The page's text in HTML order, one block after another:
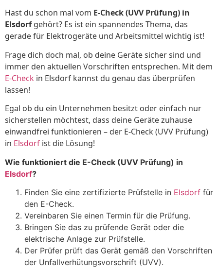
Hast du schon mal vom E-Check (UVV Prüfung) in
Elsdorfgehört? Es ist ein spannendes Thema, das
gerade für Elektrogeräte und Arbeitsmittel wichtig ist!
Frage dich doch mal, ob deine Geräte sicher sind und
immer den aktuellen Vorschriften entsprechen. Mit dem
E-Check in Elsdorf kannst du genau das überprüfen
lassen!
Egal ob du ein Unternehmen besitzt oder einfach nur
sicherstellen möchtest, dass deine Geräte zuhause
einwandfrei funktionieren – der E-Check (UVV Prüfung)
in Elsdorf ist die Lösung!
Wie funktioniert die E-Check (UVV Prüfung) in
Elsdorf?
Finden Sie eine zertifizierte Prüfstelle in Elsdorf für
den E-Check.
Vereinbaren Sie einen Termin für die Prüfung.
Bringen Sie das zu prüfende Gerät oder die
elektrische Anlage zur Prüfstelle.
Der Prüfer prüft das Gerät gemäß den Vorschriften
der Unfallverhütungsvorschrift (UVV).